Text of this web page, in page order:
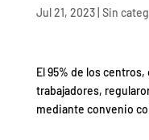
Jul 21, 2023| Sin
El 95% de los
trabajadores,
mediante convenio